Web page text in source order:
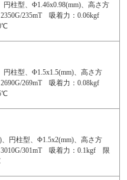
円柱型、Φ1.46x0.98(mm)、高さ方
235mT 吸着力：0.06kgf
円柱型、Φ1.5x1.5(mm)、高さ方
269mT 吸着力：0.08kgf
円柱型、Φ1.5x2(mm)、高さ方
301mT 吸着力：0.1kgf 限